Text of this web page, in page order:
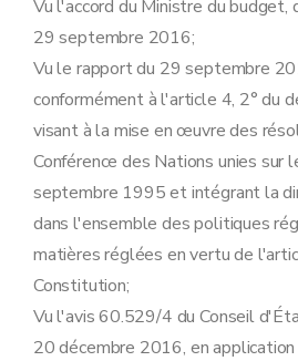
Vu l'accord du Ministre du budget,
29 septembre 2016;
Vu le rapport du 29 septembre
conformément à l'article 4, 2° du
visant à la mise en œuvre des
Conférence des Nations unies sur
septembre 1995 et intégrant la
dans l'ensemble des politiques
matières réglées en vertu de
Constitution;
Vu l'avis 60.529/4 du Conseil
20 décembre 2016, en